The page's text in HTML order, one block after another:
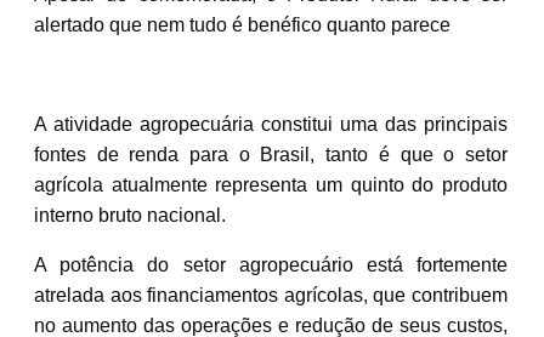
alertado que nem tudo é benéfico quanto parece
A atividade agropecuária constitui uma das principais
fontes de renda para o Brasil, tanto é que o setor
agrícola atualmente representa um quinto do produto
interno bruto nacional.
A potência do setor agropecuário está fortemente
atrelada aos financiamentos agrícolas, que contribuem
no aumento das operações e redução de seus custos,